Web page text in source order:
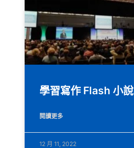
學習寫作 Flash 小說
閱讀更多
12 月 11, 2022